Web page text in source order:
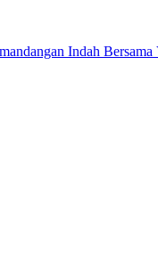
Indah